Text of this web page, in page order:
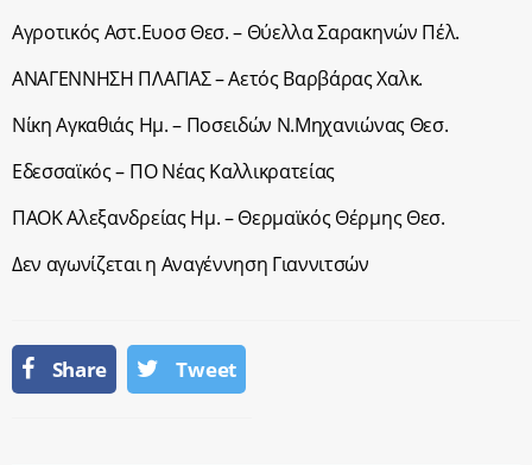
Αγροτικός Αστ.Ευοσ Θεσ. – Θύελλα Σαρακηνών Πέλ.
ΑΝΑΓΕΝΝΗΣΗ ΠΛΑΓΙΑΣ – Αετός Βαρβάρας Χαλκ.
Νίκη Αγκαθιάς Ημ. – Ποσειδών Ν.Μηχανιώνας Θεσ.
Εδεσσαϊκός – ΠΟ Νέας Καλλικρατείας
ΠΑΟΚ Αλεξανδρείας Ημ. – Θερμαϊκός Θέρμης Θεσ.
Δεν αγωνίζεται η Αναγέννηση Γιαννιτσών
Share Tweet